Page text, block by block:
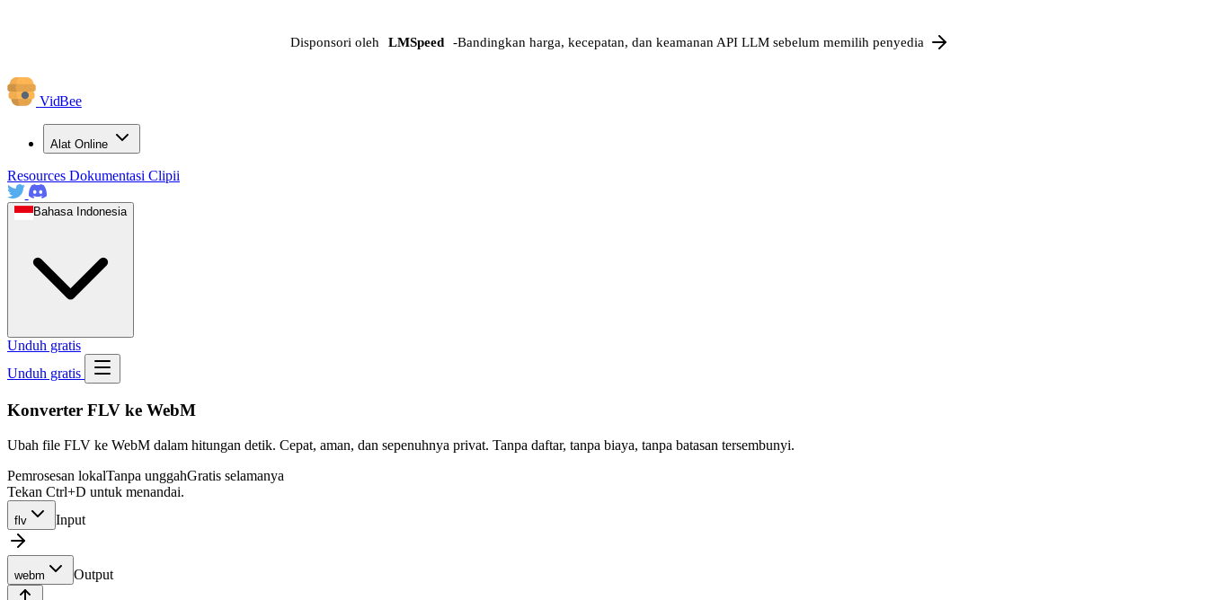
Disponsori oleh LMSpeed -Bandingkan harga, kecepatan, dan keamanan API LLM sebelum memilih penyedia
VidBee
Alat Online
Resources Dokumentasi Clipii
Bahasa Indonesia
Unduh gratis
Unduh gratis
Konverter FLV ke WebM
Ubah file FLV ke WebM dalam hitungan detik. Cepat, aman, dan sepenuhnya privat. Tanpa daftar, tanpa biaya, tanpa batasan tersembunyi.
Pemrosesan lokalTanpa unggahGratis selamanya
Tekan Ctrl+D untuk menandai.
flv Input
webm Output